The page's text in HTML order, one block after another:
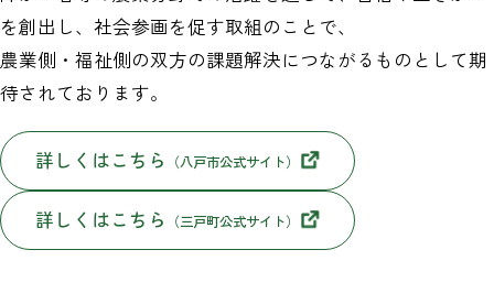
を創出し、社会参画を促す取組のことで、
農業側・福祉側の双方の課題解決につながるものとして期
待されております。
詳しくはこちら （八戸市公式サイト）
詳しくはこちら （三戸町公式サイト）